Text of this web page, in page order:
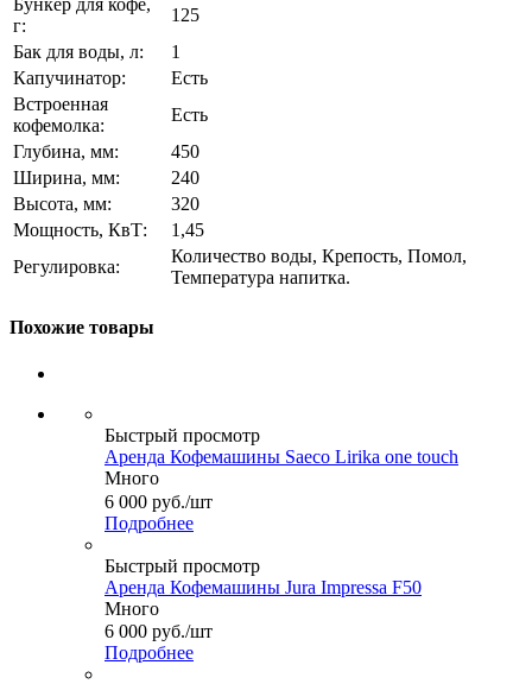
Бункер для кофе,
г:
125
Бак для воды, л:
1
Капучинатор:
Есть
Встроенная
кофемолка:
Есть
Глубина, мм:
450
Ширина, мм:
240
Высота, мм:
320
Мощность, КвТ:
1,45
Регулировка:
Количество воды, Крепость, Помол,
Температура напитка.
Похожие товары
Быстрый просмотр
Аренда Кофемашины Saeco Lirika one touch
Много
6 000 руб./шт
Подробнее
Быстрый просмотр
Аренда Кофемашины Jura Impressa F50
Много
6 000 руб./шт
Подробнее